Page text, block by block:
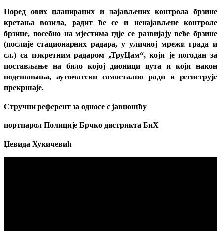
Поред ових планираних и најављених контрола брзине
кретања возила, радит ће се и ненајављене контроле
брзине, посебно на мјестима гдје се развијају веће брзине
(послије стационарних радара, у уличној мрежи града и
сл.) са покретним радаром „ТруЦам“, који је погодан за
постављање на било којој дионици пута и који након
подешавања, аутоматски самостално ради и региструје
прекршаје.
Стручни референт за односе с јавношћу
портпарол Полиције Брчко дистрикта БиХ
Џевида Хукичевић